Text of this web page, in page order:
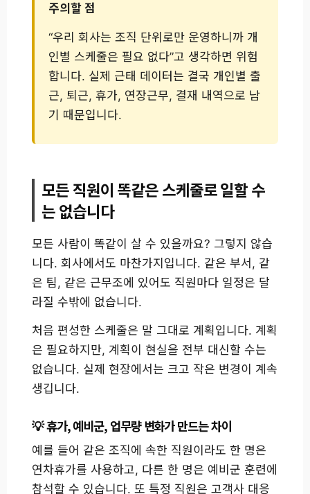
주의할 점
“우리 회사는 조직 단위로만 운영하니까 개
인별 스케줄은 필요 없다”고 생각하면 위험
합니다. 실제 근태 데이터는 결국 개인별 출
근, 퇴근, 휴가, 연장근무, 결재 내역으로 남
기 때문입니다.
모든 직원이 똑같은 스케줄로 일할 수
는 없습니다
모든 사람이 똑같이 살 수 있을까요? 그렇지 않습
니다. 회사에서도 마찬가지입니다. 같은 부서, 같
은 팀, 같은 근무조에 있어도 직원마다 일정은 달
라질 수밖에 없습니다.
처음 편성한 스케줄은 말 그대로 계획입니다. 계획
은 필요하지만, 계획이 현실을 전부 대신할 수는
없습니다. 실제 현장에서는 크고 작은 변경이 계속
생깁니다.
휴가, 예비군, 업무량 변화가 만드는 차이
예를 들어 같은 조직에 속한 직원이라도 한 명은
연차휴가를 사용하고, 다른 한 명은 예비군 훈련에
참석할 수 있습니다. 또 특정 직원은 고객사 대응